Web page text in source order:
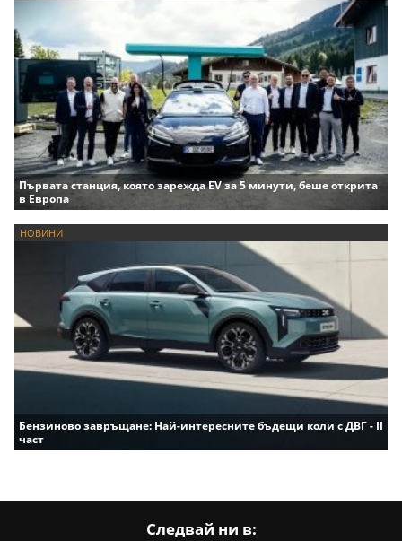
Първата станция, която зарежда EV за 5 минути, беше открита
в Европа
НОВИНИ
Бензиново завръщане: Най-интересните бъдещи коли с ДВГ - II
част
Следвай ни в: